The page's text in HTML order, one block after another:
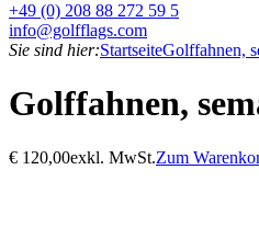
+49 (0) 208 88 272 59 5
info@golfflags.com
Sie sind hier:StartseiteGolffahnen,
Golffahnen,
€ 120,00exkl. MwSt.Zum